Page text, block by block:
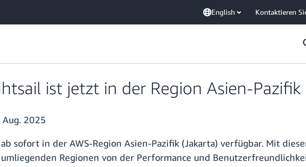
English Kontaktieren
ist jetzt in der Region Asien-
Aug. 2025
sofort in der AWS-Region Asien-Pazifik (Jakarta) verfügbar. Mit
Regionen von der Performance und